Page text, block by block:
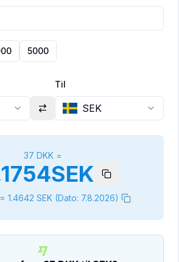
5000
Til
SEK
37 DKK=
SEK
1.4642 SEK(Dato: 7.8.2026)